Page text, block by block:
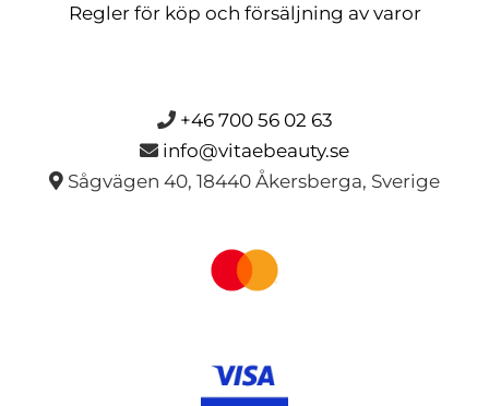
Regler för köp och försäljning av varor
+46 700 56 02 63
info@vitaebeauty.se
Sågvägen 40, 18440 Åkersberga, Sverige